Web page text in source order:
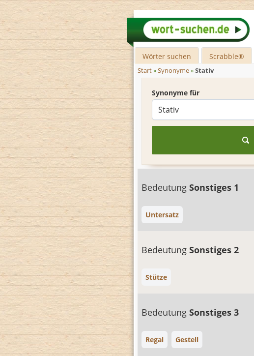
Wörter suchen Scrabble®
Start»Synonyme»Stativ
Synonyme für
Bedeutung Sonstiges 1
Untersatz
Bedeutung Sonstiges 2
Stütze
Bedeutung Sonstiges 3
Regal Gestell